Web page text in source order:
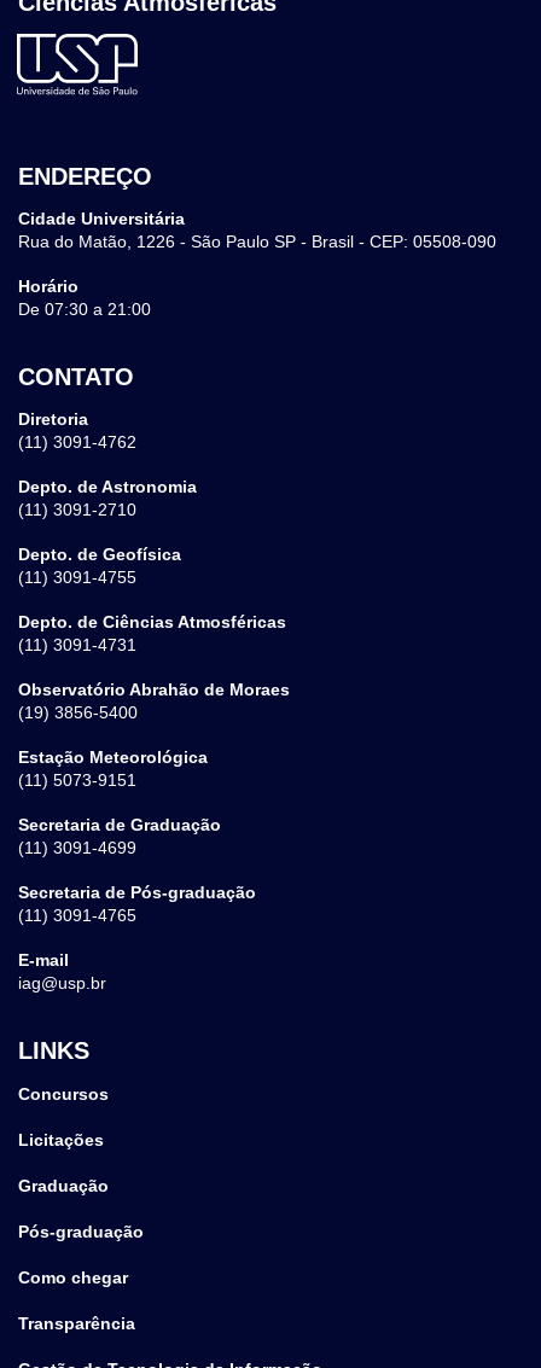
ENDEREÇO
Cidade Universitária
Rua do Matão, 1226 - São Paulo SP - Brasil - CEP: 05508-090
Horário
De 07:30 a 21:00
CONTATO
Diretoria
(11) 3091-4762
Depto. de Astronomia
(11) 3091-2710
Depto. de Geofísica
(11) 3091-4755
Depto. de Ciências Atmosféricas
(11) 3091-4731
Observatório Abrahão de Moraes
(19) 3856-5400
Estação Meteorológica
(11) 5073-9151
Secretaria de Graduação
(11) 3091-4699
Secretaria de Pós-graduação
(11) 3091-4765
E-mail
iag@usp.br
LINKS
Concursos
Licitações
Graduação
Pós-graduação
Como chegar
Transparência